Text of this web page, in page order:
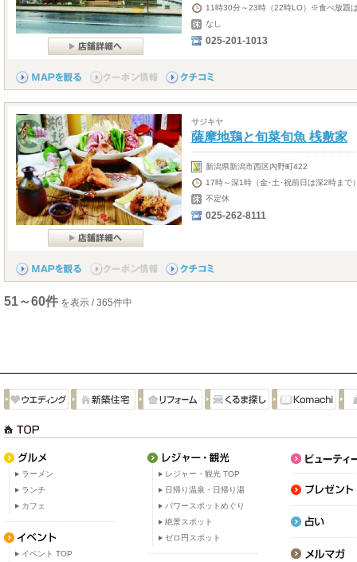
11時30分～23時（22時LO）※食べ放題
なし
025-201-1013
サジキヤ
薩摩地鶏と旬菜旬魚 桟敷家
新潟県新潟市西区内野町422
17時～深1時（金･土･祝前日は深2時まで
不定休
025-262-8111
51～60件 を表示 / 365件中
ラーメン
ランチ
カフェ
イベント TOP
レジャー・観光 TOP
日帰り温泉・日帰り湯
パワースポットめぐり
絶景スポット
ゼロ円スポット